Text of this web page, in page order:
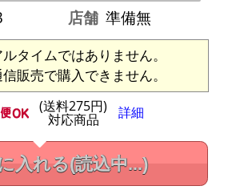
店舗 準備無
タイムではありません。
販売で購入できません。
(送料275円)
対応商品 詳細
入れる(読込中...)